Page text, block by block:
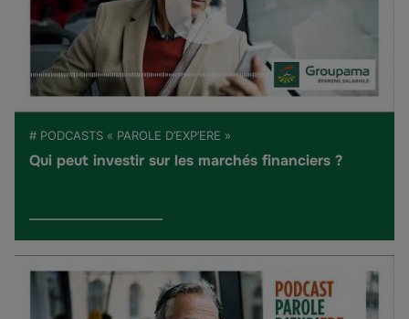
# PODCASTS « PAROLE D’EXP’ERE »
Qui peut investir sur les marchés financiers ?